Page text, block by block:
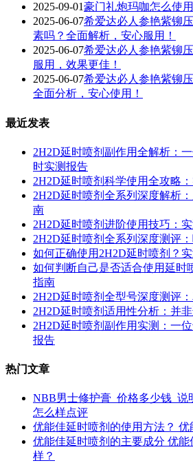
2025-09-01豪门礼炮玛咖怎么使
2025-06-07希爱达必人参艳紫铆
素吗？全面解析，安心服用！
2025-06-07希爱达必人参艳紫铆
服用，效果更佳！
2025-06-07希爱达必人参艳紫铆
全面分析，安心使用！
最近发表
2H2D延时喷剂副作用全解析：
时实测报告
2H2D延时喷剂科学使用全攻略
2H2D延时喷剂全系列深度解析
南
2H2D延时喷剂进阶使用技巧：
2H2D延时喷剂全系列深度测评
如何正确使用2H2D延时喷剂？
如何判断自己是否适合使用延时
指南
2H2D延时喷剂全型号深度测评
2H2D延时喷剂适用性分析：并
2H2D延时喷剂副作用实测：一
报告
热门文章
NBB男士修护膏_价格多少钱_说
怎么样点评
优能佳延时喷剂的使用方法？
优能佳延时喷剂的主要成分 优能
样？